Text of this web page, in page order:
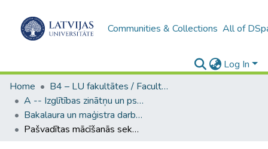
Communities & Collections All of
Log In
Home
B4 – LU fakultātes / Faculties of the UL
A -- Izglītības zinātņu un psiholoģijas fakultāte / Faculty of Education Sciences and Psychology
Bakalaura un maģistra darbi (PPMF) / Bachelor's and Master's theses
Pašvadītas mācīšanās sekmēšana latviešu valodas mācību stundās 2.klasē.